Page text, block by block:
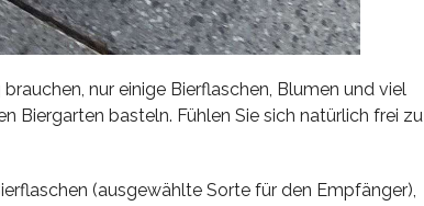
nur einige Bierflaschen, Blumen und viel
Biergarten basteln. Fühlen Sie sich natürlich frei zu
(ausgewählte Sorte für den Empfänger),